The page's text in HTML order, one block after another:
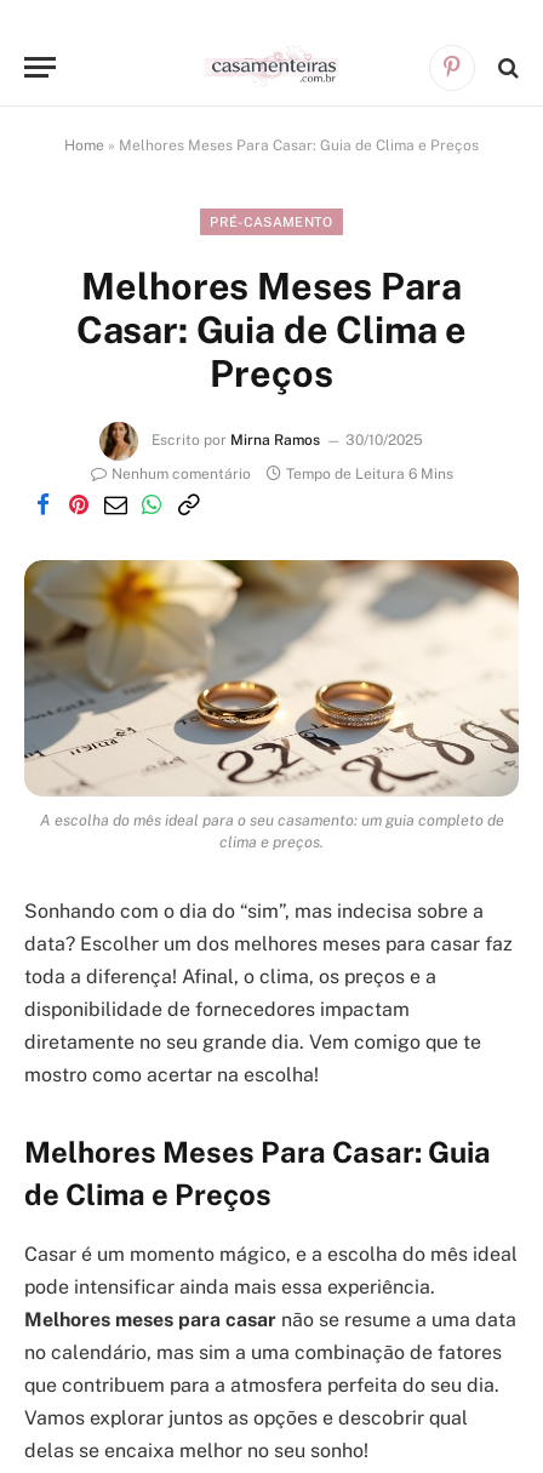
Pinterest
Home » Melhores Meses Para Casar: Guia de Clima e Preços
PRÉ-CASAMENTO
Melhores Meses Para
Casar: Guia de Clima e
Preços
Escrito por Mirna Ramos
30/10/2025
Nenhum comentário
Tempo de Leitura 6 Mins
A escolha do mês ideal para o seu casamento: um guia completo de
clima e preços.
Sonhando com o dia do “sim”, mas indecisa sobre a
data? Escolher um dos melhores meses para casar faz
toda a diferença! Afinal, o clima, os preços e a
disponibilidade de fornecedores impactam
diretamente no seu grande dia. Vem comigo que te
mostro como acertar na escolha!
Melhores Meses Para Casar: Guia
de Clima e Preços
Casar é um momento mágico, e a escolha do mês ideal
pode intensificar ainda mais essa experiência.
Melhores meses para casar não se resume a uma data
no calendário, mas sim a uma combinação de fatores
que contribuem para a atmosfera perfeita do seu dia.
Vamos explorar juntos as opções e descobrir qual
delas se encaixa melhor no seu sonho!